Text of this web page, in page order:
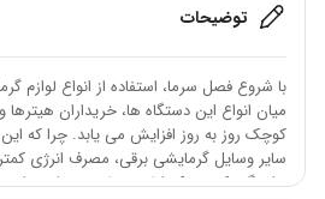
توضیحات
با شروع فصل سرما، استفاده از انواع لوازم
میان انواع این دستگاه ها، خریداران
کوچک روز به روز افزایش می یابد. چرا که
سایر وسایل گرمایشی برقی، مصرف انرژی
برای گرم کردن یک اتاق بسیار به صرفه تر